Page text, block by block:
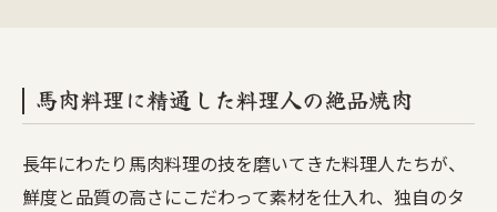
馬肉料理に精通した料理人の絶品焼肉
長年にわたり馬肉料理の技を磨いてきた料理人たちが、
鮮度と品質の高さにこだわって素材を仕入れ、独自のタ